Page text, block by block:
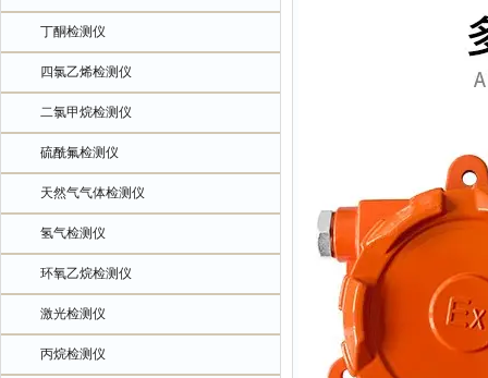
丁酮检测仪
四氯乙烯检测仪
二氯甲烷检测仪
硫酰氟检测仪
天然气气体检测仪
氢气检测仪
环氧乙烷检测仪
激光检测仪
丙烷检测仪